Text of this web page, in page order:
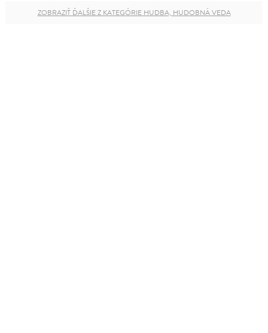
ZOBRAZIŤ ĎALŠIE Z KATEGÓRIE HUDBA, HUDOBNÁ VEDA